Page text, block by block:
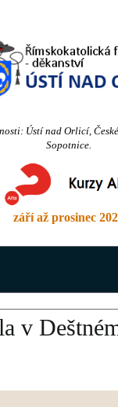
Ústí nad Orlicí,
Sopotnice.
září až prosinec
v